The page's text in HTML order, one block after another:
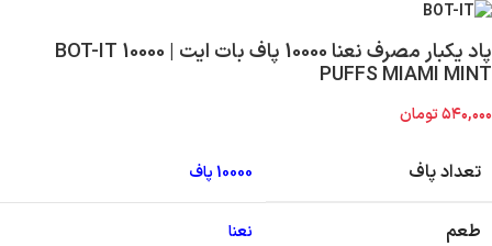
پاد یکبار مصرف نعنا 10000 پاف بات ایت | BOT-IT 10000
PUFFS MIAMI MINT
۵۴۰,۰۰۰تومان
تعداد پاف 10000 پاف
طعم نعنا